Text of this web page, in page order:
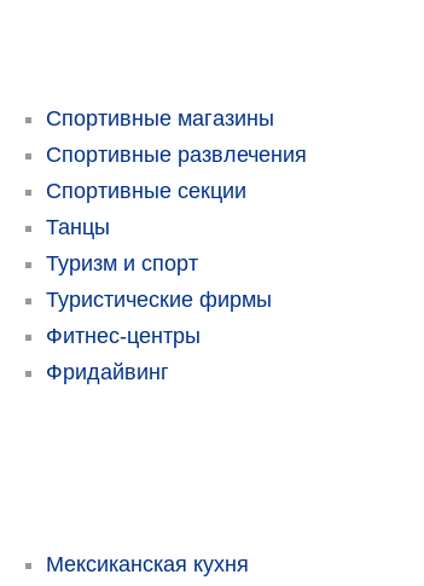
Спортивные магазины
Спортивные развлечения
Спортивные секции
Танцы
Туризм и спорт
Туристические фирмы
Фитнес-центры
Фридайвинг
Мексиканская кухня